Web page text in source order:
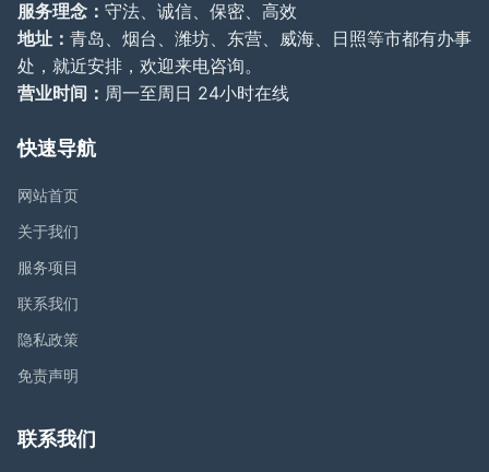
服务理念： 守法、诚信、保密、高效
地址： 青岛、烟台、潍坊、东营、威海、日照等市都有办事
处，就近安排，欢迎来电咨询。
营业时间： 周一至周日 24小时在线
快速导航
网站首页
关于我们
服务项目
联系我们
隐私政策
免责声明
联系我们